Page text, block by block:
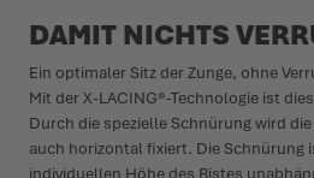
DAMIT NICHTS
Ein optimaler Sitz der Zunge, ohne
Mit der X-LACING®-Technologie ist
Durch die spezielle Schnürung wird
auch horizontal fixiert. Die Schnürung
individuellen Höhe des Ristes